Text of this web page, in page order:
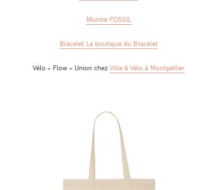
Montre FOSSIL
Bracelet La boutique du Bracelet
Vélo « Flow » Union chez Ville & Vélo à Montpellier